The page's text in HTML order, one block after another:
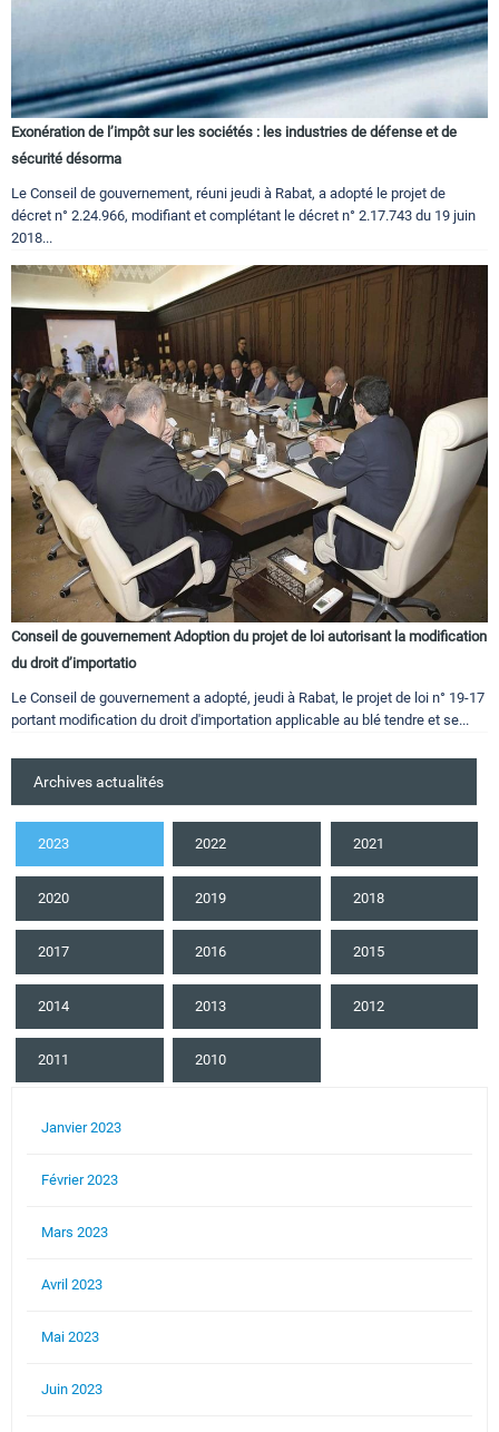
Exonération de l’impôt sur les sociétés : les industries de défense et de
sécurité désorma
Le Conseil de gouvernement, réuni jeudi à Rabat, a adopté le projet de
décret n° 2.24.966, modifiant et complétant le décret n° 2.17.743 du 19 juin
2018...
Conseil de gouvernement Adoption du projet de loi autorisant la modification
du droit d’importatio
Le Conseil de gouvernement a adopté, jeudi à Rabat, le projet de loi n° 19-17
portant modification du droit d'importation applicable au blé tendre et se...
Archives actualités
2023 2022 2021
2020 2019 2018
2017 2016 2015
2014 2013 2012
2011 2010
Janvier 2023
Février 2023
Mars 2023
Avril 2023
Mai 2023
Juin 2023